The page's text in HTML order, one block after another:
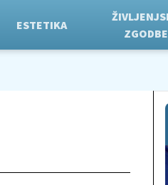
ESTETIKA
ZGODBE